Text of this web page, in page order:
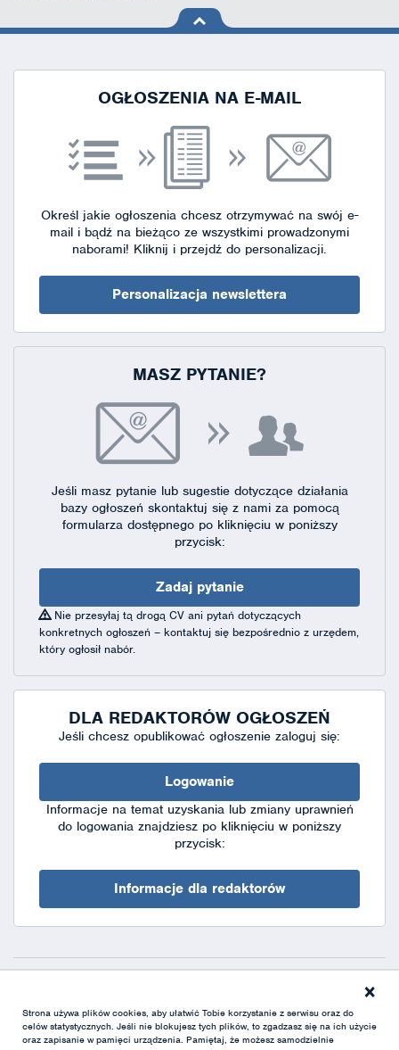
na górę
OGŁOSZENIA NA E-MAIL
Określ jakie ogłoszenia chcesz otrzymywać na swój e-
mail i bądź na bieżąco ze wszystkimi prowadzonymi
naborami! Kliknij i przejdź do personalizacji.
Personalizacja newslettera
MASZ PYTANIE?
Jeśli masz pytanie lub sugestie dotyczące działania
bazy ogłoszeń skontaktuj się z nami za pomocą
formularza dostępnegopo kliknięciu w poniższy
przycisk:
Zadaj pytanie
Nie przesyłaj tą drogą CV ani pytań dotyczących
konkretnych ogłoszeń – kontaktuj się bezpośrednio z urzędem,
który ogłosił nabór.
DLA REDAKTORÓW OGŁOSZEŃ
Jeśli chcesz opublikować ogłoszenie zaloguj się:
Logowanie
Informacje na temat uzyskania lub zmiany uprawnień
do logowania znajdziesz po kliknięciu w poniższy
przycisk:
Informacje dla redaktorów
XML
Strona używa plików cookies, aby ułatwić Tobie korzystanie z serwisu oraz do
celów statystycznych. Jeśli nie blokujesz tych plików, to zgadzasz się na ich użycie
oraz zapisanie w pamięci urządzenia. Pamiętaj, że możesz samodzielnie
×